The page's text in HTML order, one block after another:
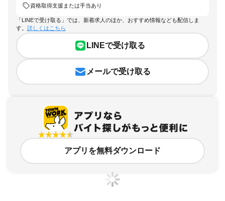
資格取得支援または手当あり
「LINEで受け取る」では、新着求人のほか、おすすめ情報なども配信しま
す。 詳しくはこちら
LINEで受け取る
メールで受け取る
アプリを無料ダウンロード